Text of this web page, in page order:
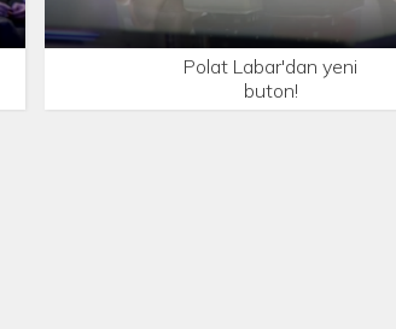
Polat Labar'dan yeni
buton!